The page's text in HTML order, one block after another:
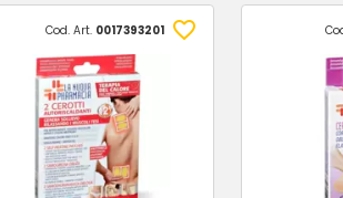
Cod. Art. 0017393201